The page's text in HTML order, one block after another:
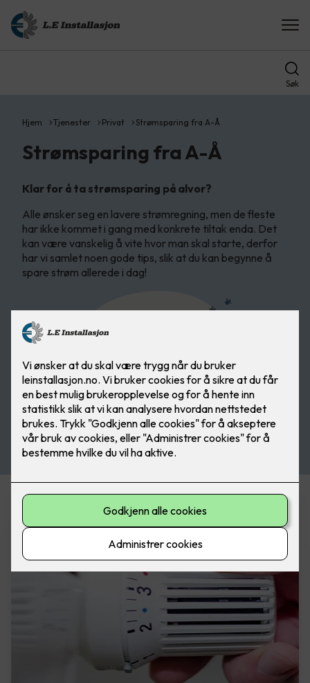
Søk
Hjem Tjenester Privat Strømsparing fra A-Å
Strømsparing fra A-Å
Klar for å ta strømsparing på alvor?
Alle ønsker seg en lavere strømregning, men de fleste
har ikke kommet i gang med konkrete tiltak enda. Det
kan være vanskelig å vite hvor man skal starte, derfor
har vi samlet noen gode tips, slik at du kan begynne å
spare strøm allerede i dag!